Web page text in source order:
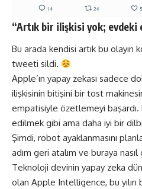
“Artık bir ilişkisi yok; evdeki
Bu arada kendisi artık bu olayın
tweeti sildi.
Apple’ın yapay zekası sadece
ilişkisinin bitişini bir tost
empatisiyle özetlemeyi
edilmek gibi ama daha iyi bir
Şimdi, robot ayaklanmasını
adım geri atalım ve buraya
Teknoloji devinin yapay zeka
olan Apple Intelligence, bu yılın